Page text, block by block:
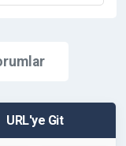
URL'ye Git